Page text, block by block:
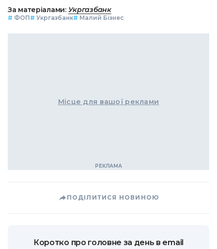
За матеріалами: Укргазбанк
# ФОП# Укргазбанк# Малий Бізнес
Місце для вашої реклами
ПОДІЛИТИСЯ НОВИНОЮ
Коротко про головне за день в email